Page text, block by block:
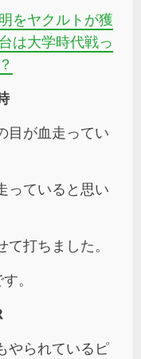
をヤクルトが獲
は大学時代戦っ
目が血走ってい
っていると思い
打ちました。
。
やられているピ